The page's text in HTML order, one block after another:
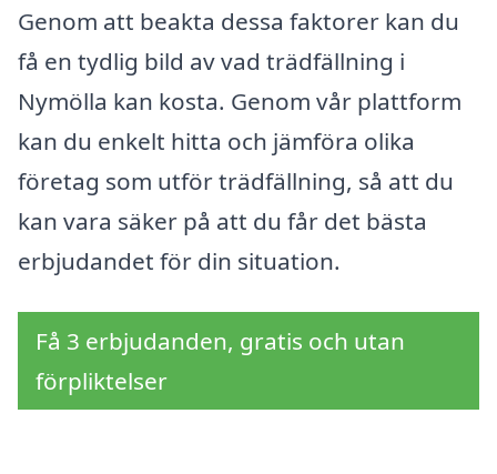
Genom att beakta dessa faktorer kan du
få en tydlig bild av vad trädfällning i
Nymölla kan kosta. Genom vår plattform
kan du enkelt hitta och jämföra olika
företag som utför trädfällning, så att du
kan vara säker på att du får det bästa
erbjudandet för din situation.
Få 3 erbjudanden, gratis och utan
förpliktelser